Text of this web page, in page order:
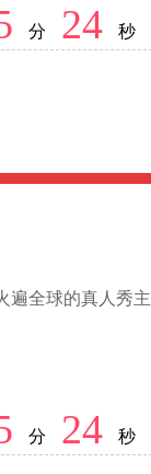
分 23 秒
遍全球的真人秀
分 23 秒